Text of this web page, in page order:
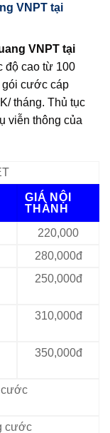
VNPT tại
VNPT tại
độ cao từ 100
gói cước cáp
tháng. Thủ tục
viễn thông của
GIÁ NỘI
THÀNH
220,000
280,000đ
250,000đ
310,000đ
350,000đ
cước
cước